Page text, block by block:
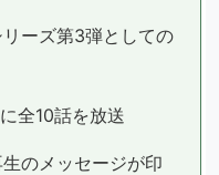
ーズ第3弾としての
全10話を放送
のメッセージが印